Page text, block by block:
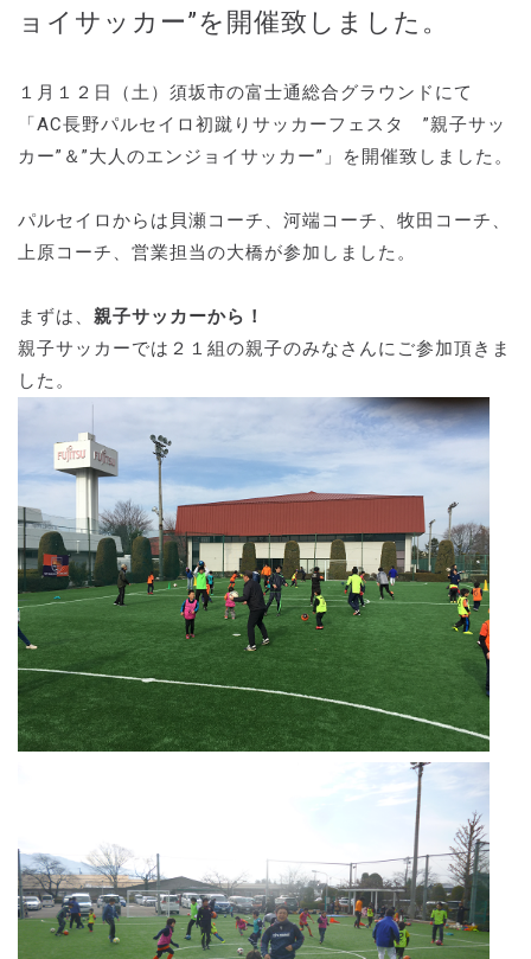
ョイサッカー”を開催致しました。
１月１２日（土）須坂市の富士通総合グラウンドにて
「AC長野パルセイロ初蹴りサッカーフェスタ ”親子サッ
カー”＆”大人のエンジョイサッカー”」を開催致しました。
パルセイロからは貝瀬コーチ、河端コーチ、牧田コーチ、
上原コーチ、営業担当の大橋が参加しました。
まずは、 親子サッカーから！
親子サッカーでは２１組の親子のみなさんにご参加頂きま
した。